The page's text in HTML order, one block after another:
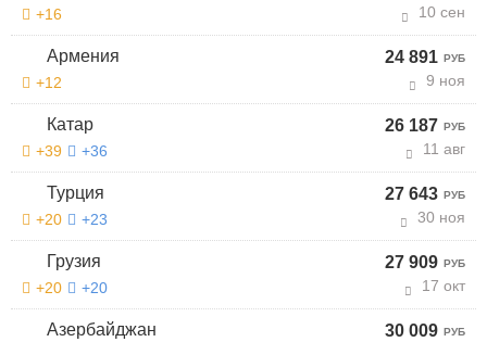
+16 10 сен
Армения 24 891 РУБ
+12 9 ноя
Катар 26 187 РУБ
+39 +36 11 авг
Турция 27 643 РУБ
+20 +23 30 ноя
Грузия 27 909 РУБ
+20 +20 17 окт
Азербайджан 30 009 РУБ